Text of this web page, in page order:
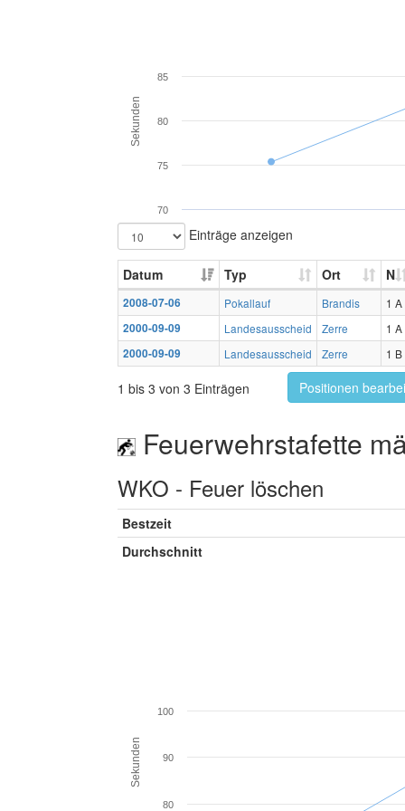
Sekunden
70
75
80
85
Einträge anzeigen
Datum Typ Ort N
2008-07-06 Pokallauf Brandis
1 A
2000-09-09
Landesausscheid Zerre
1 A
2000-09-09
Landesausscheid Zerre 1 B
1 bis 3 von 3 Einträgen Positionen
Feuerwehrstafette
WKO - Feuer löschen
Bestzeit
Durchschnitt
Sekunden
80
90
100